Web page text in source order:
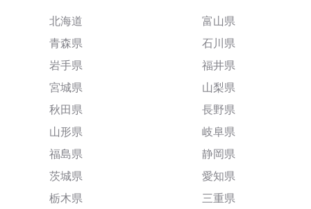
北海道
青森県
岩手県
宮城県
秋田県
山形県
福島県
茨城県
栃木県
富山県
石川県
福井県
山梨県
長野県
岐阜県
静岡県
愛知県
三重県